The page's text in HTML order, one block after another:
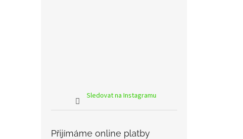
Sledovat na Instagramu
Přijímáme online platby